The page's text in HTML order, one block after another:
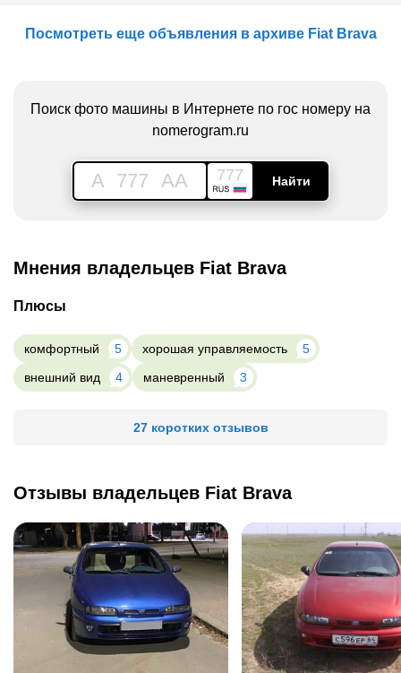
Посмотреть еще объявления в архиве Fiat Brava
Поиск фото машины в Интернете по гос номеру на
nomerogram.ru
A 777 AA 777 Найти
Мнения владельцев Fiat Brava
Плюсы
комфортный 5 хорошая управляемость
5
внешний вид
4 маневренный 3
27 коротких отзывов
Отзывы владельцев Fiat Brava